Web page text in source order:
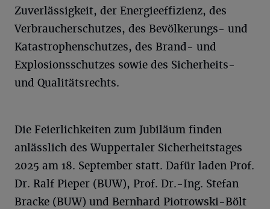
Zuverlässigkeit, der Energieeffizienz, des
Verbraucherschutzes, des Bevölkerungs- und
Katastrophenschutzes, des Brand- und
Explosionsschutzes sowie des Sicherheits-
und Qualitätsrechts.
Die Feierlichkeiten zum Jubiläum finden
anlässlich des Wuppertaler Sicherheitstages
2025 am 18. September statt. Dafür laden Prof.
Dr. Ralf Pieper (BUW), Prof. Dr.-Ing. Stefan
Bracke (BUW) und Bernhard Piotrowski-Bölt